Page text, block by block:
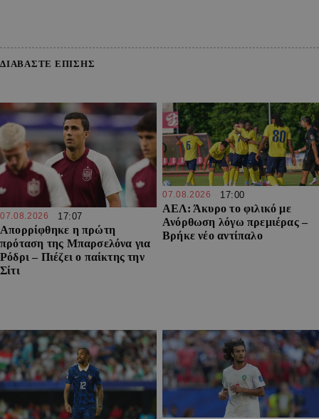
ΔΙΑΒΑΣΤΕ ΕΠΙΣΗΣ
07.08.2026 17:07
Απορρίφθηκε η πρώτη
πρόταση της Μπαρσελόνα για
Ρόδρι – Πιέζει ο παίκτης την
Σίτι
07.08.2026 17:00
ΑΕΛ: Άκυρο το φιλικό με
Ανόρθωση λόγω πρεμιέρας –
Βρήκε νέο αντίπαλο